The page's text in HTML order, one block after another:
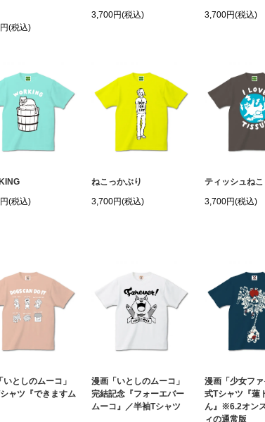
(税込)
3,700円(税込)
3,700円(税込)
(税込)
ねこっかぶり
3,700円(税込)
ティッシュねこ
3,700円(税込)
いとしのムーコ」
ャツ『できますム
漫画「いとしのムーコ」
完結記念『フォーエバー
ムーコ』／半袖Tシャツ
漫画「少女フ
式Tシャツ『蓮
ん』※6.2オン
ィの通常版